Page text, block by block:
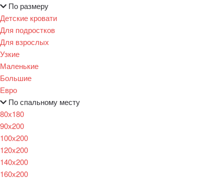
По размеру
Детские кровати
Для подростков
Для взрослых
Узкие
Маленькие
Большие
Евро
По спальному месту
80х180
90х200
100х200
120x200
140х200
160х200